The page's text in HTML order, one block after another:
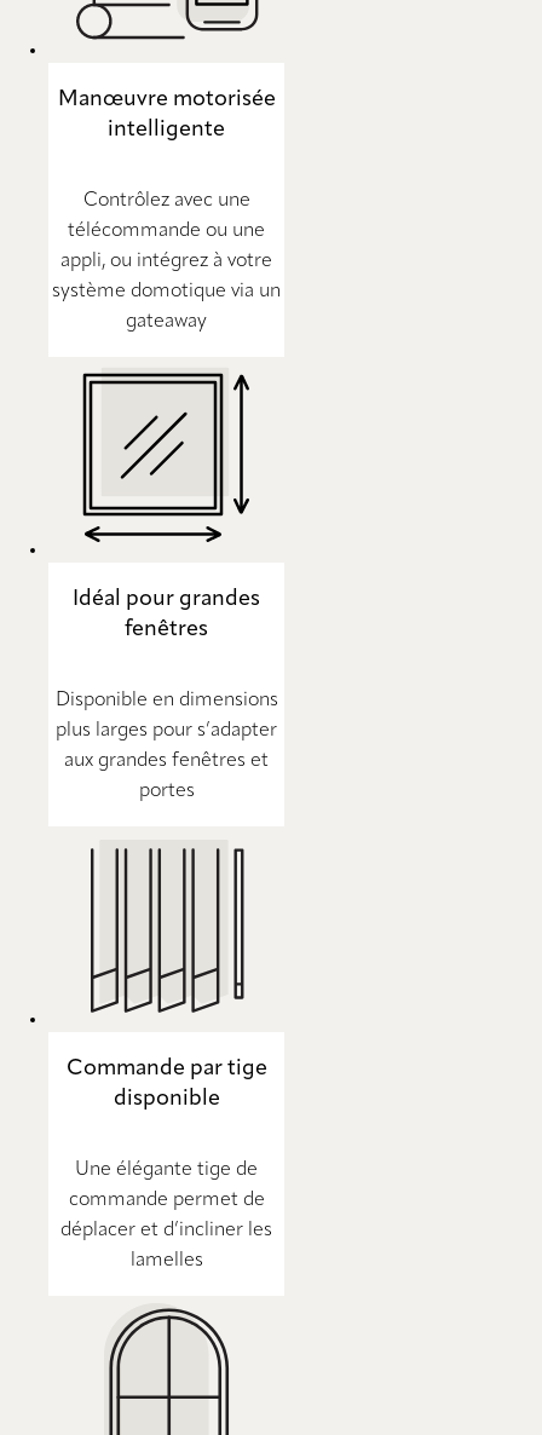
Manœuvre motorisée
intelligente
Contrôlez avec une
télécommande ou une
appli, ou intégrez à votre
système domotique via un
gateaway
Idéal pour grandes
fenêtres
Disponible en dimensions
plus larges pour s’adapter
aux grandes fenêtres et
portes
Commande par tige
disponible
Une élégante tige de
commande permet de
déplacer et d’incliner les
lamelles